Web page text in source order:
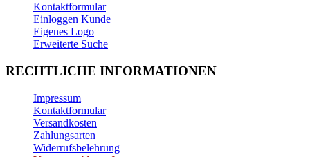
Kontaktformular
Einloggen Kunde
Eigenes Logo
Erweiterte Suche
RECHTLICHE INFORMATIONEN
Impressum
Kontaktformular
Versandkosten
Zahlungsarten
Widerrufsbelehrung